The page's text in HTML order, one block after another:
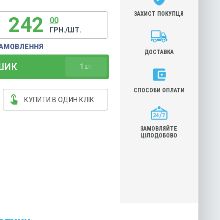
242 00
ГРН./ШТ.
1 ШТ.
touch_app КУПИТИ В ОДИН КЛІК
ЗАХИСТ ПОКУПЦЯ
ДОСТАВКА
СПОСОБИ ОПЛАТИ
ЗАМОВЛЯЙТЕ
ЦІЛОДОБОВО